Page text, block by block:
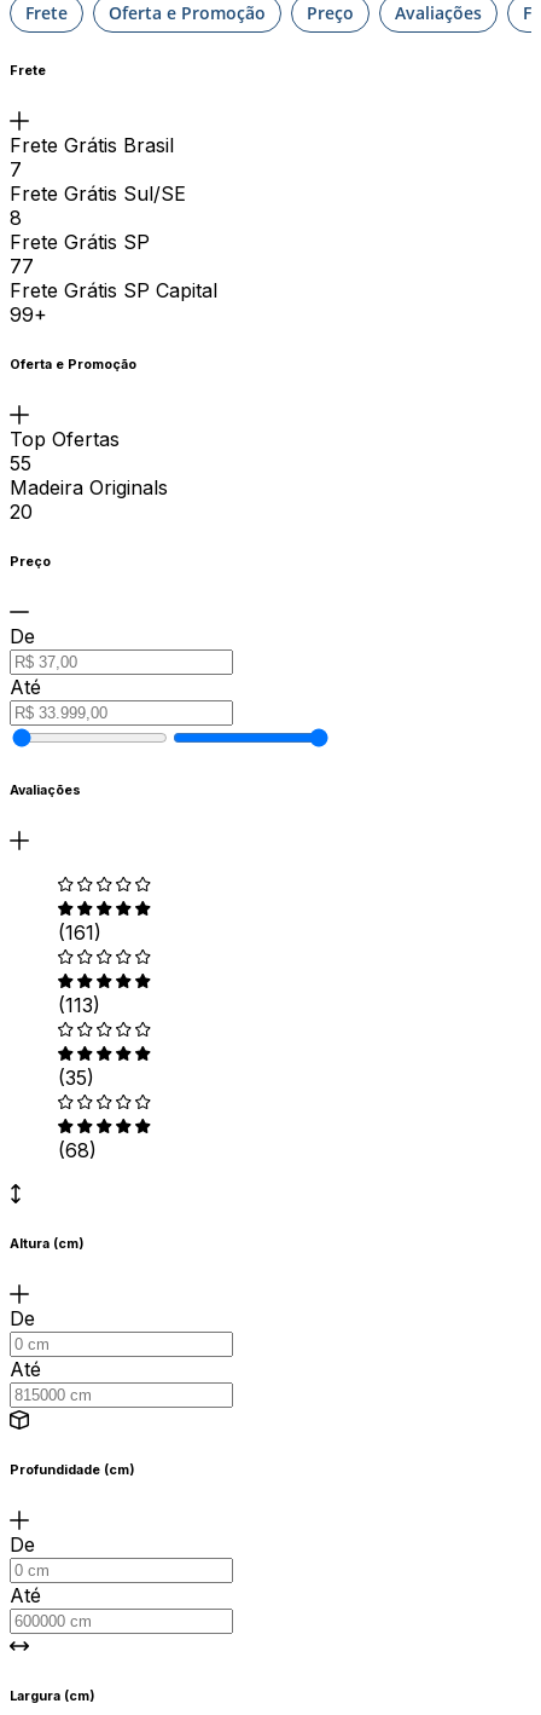
Frete Oferta e Promoção Preço Avaliações
Frete
Frete Grátis Brasil
7
Frete Grátis Sul/SE
8
Frete Grátis SP
77
Frete Grátis SP Capital
99+
Oferta e Promoção
Top Ofertas
55
Madeira Originals
20
Preço
De
Até
Avaliações
(161)
(113)
(35)
(68)
Altura (cm)
De
Até
Profundidade (cm)
De
Até
Largura (cm)